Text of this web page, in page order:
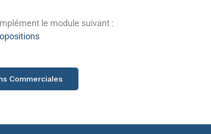
le module suivant :
Commerciales